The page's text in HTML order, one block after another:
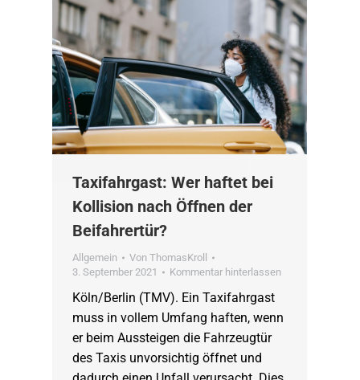
Taxifahrgast: Wer haftet bei
Kollision nach Öffnen der
Beifahrertür?
Allgemein Von ThomasKroll
3. September 2021
Kommentar hinterlassen
Köln/Berlin (TMV). Ein Taxifahrgast
muss in vollem Umfang haften, wenn
er beim Aussteigen die Fahrzeugtür
des Taxis unvorsichtig öffnet und